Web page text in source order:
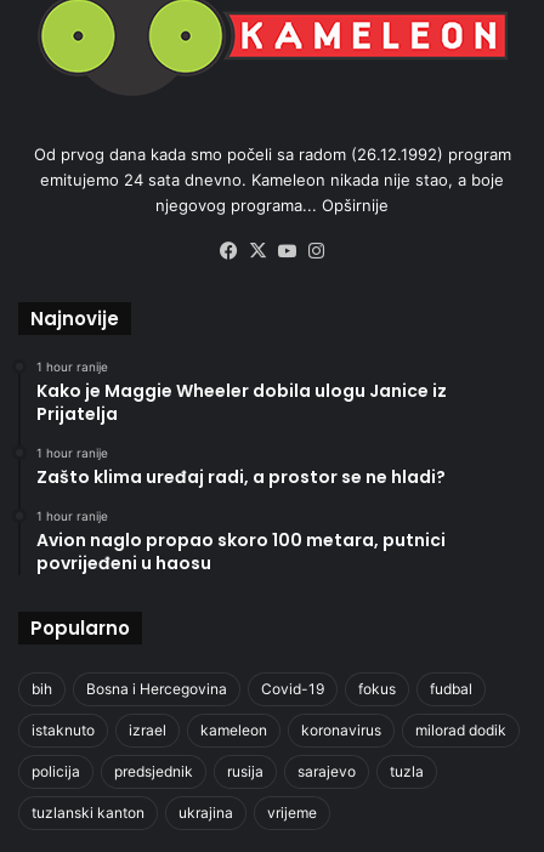
Od prvog dana kada smo počeli sa radom (26.12.1992) program
emitujemo 24 sata dnevno. Kameleon nikada nije stao, a boje
njegovog programa... Opširnije
Facebook
X YouTube
Najnovije
1 hour ranije
Kako je Maggie Wheeler dobila ulogu Janice iz
Prijatelja
1 hour ranije
Zašto klima uređaj radi, a prostor se ne hladi?
1 hour ranije
Avion naglo propao skoro 100 metara, putnici
povrijeđeni u haosu
Popularno
bih Bosna i Hercegovina Covid-19 fokus fudbal
istaknuto izrael kameleon koronavirus milorad dodik
policija predsjednik rusija sarajevo tuzla
tuzlanski kanton ukrajina vrijeme